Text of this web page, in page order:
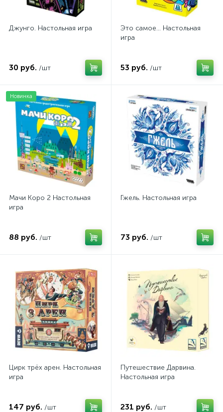
Джунго. Настольная игра
30 руб. /шт
Это самое... Настольная
игра
53 руб. /шт
Новинка
Мачи Коро 2 Настольная
игра
88 руб. /шт
Гжель. Настольная игра
73 руб. /шт
Цирк трёх арен. Настольная
игра
147 руб. /шт
Путешествие Дарвина.
Настольная игра
231 руб. /шт